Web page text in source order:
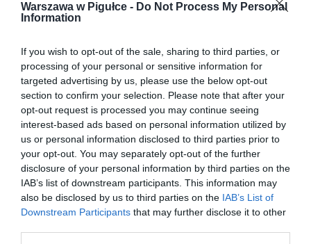
Warszawa w Pigułce - Do Not Process My Personal
Information
If you wish to opt-out of the sale, sharing to third parties, or
processing of your personal or sensitive information for
targeted advertising by us, please use the below opt-out
section to confirm your selection. Please note that after your
opt-out request is processed you may continue seeing
interest-based ads based on personal information utilized by
us or personal information disclosed to third parties prior to
your opt-out. You may separately opt-out of the further
disclosure of your personal information by third parties on the
IAB’s list of downstream participants. This information may
also be disclosed by us to third parties on the IAB’s List of
Downstream Participants that may further disclose it to other